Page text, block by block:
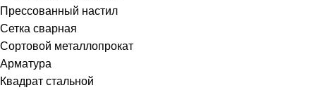
Прессованный настил
Сетка сварная
Сортовой металлопрокат
Арматура
Квадрат стальной